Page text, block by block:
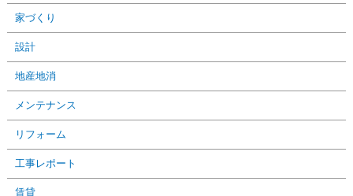
家づくり
設計
地産地消
メンテナンス
リフォーム
工事レポート
賃貸